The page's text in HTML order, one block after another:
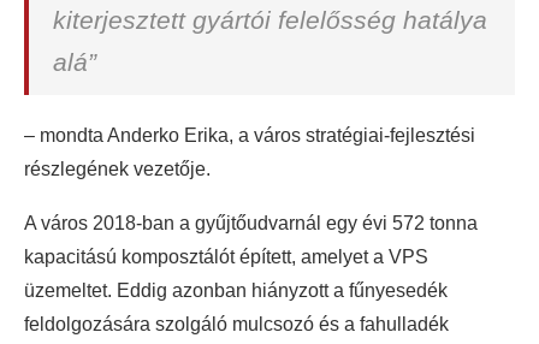
kiterjesztett gyártói felelősség hatálya
alá”
– mondta Anderko Erika, a város stratégiai-fejlesztési
részlegének vezetője.
A város 2018-ban a gyűjtőudvarnál egy évi 572 tonna
kapacitású komposztálót épített, amelyet a VPS
üzemeltet. Eddig azonban hiányzott a fűnyesedék
feldolgozására szolgáló mulcsozó és a fahulladék